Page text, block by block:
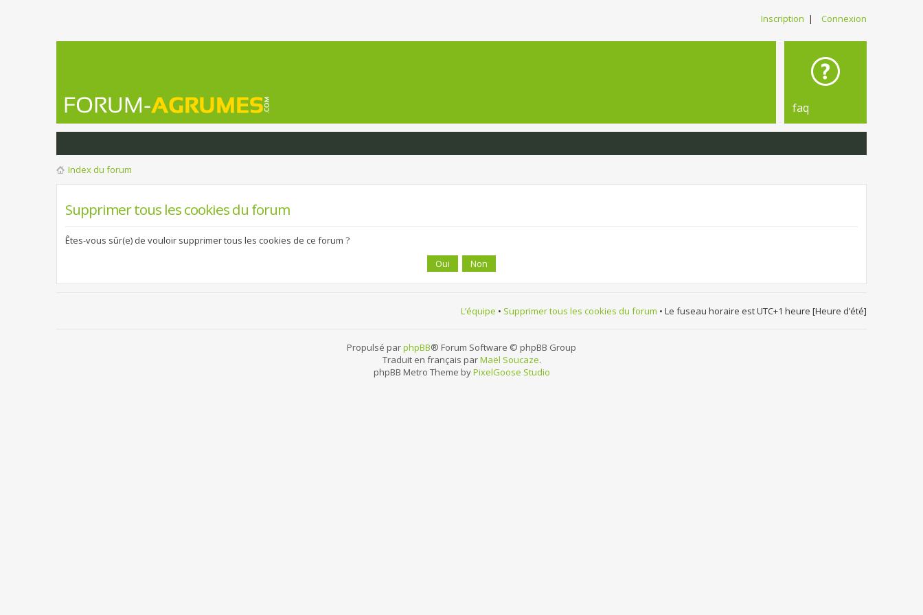
Inscription | Connexion
faq
Index du forum
Supprimer tous les cookies du forum
Êtes-vous sûr(e) de vouloir supprimer tous les cookies de ce forum ?
L’équipe • Supprimer tous les cookies du forum • Le fuseau horaire est UTC+1 heure [Heure d’été]
Propulsé parphpBB® Forum Software © phpBB Group
Traduit en français parMaël Soucaze.
phpBB Metro Theme byPixelGoose Studio